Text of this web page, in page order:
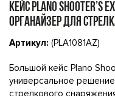
КЕЙС PLANO
ОРГАНАЙЗЕР ДЛЯ
Артикул: (PLA1081AZ)
Большой кейс Plano
универсальное
стрелкового